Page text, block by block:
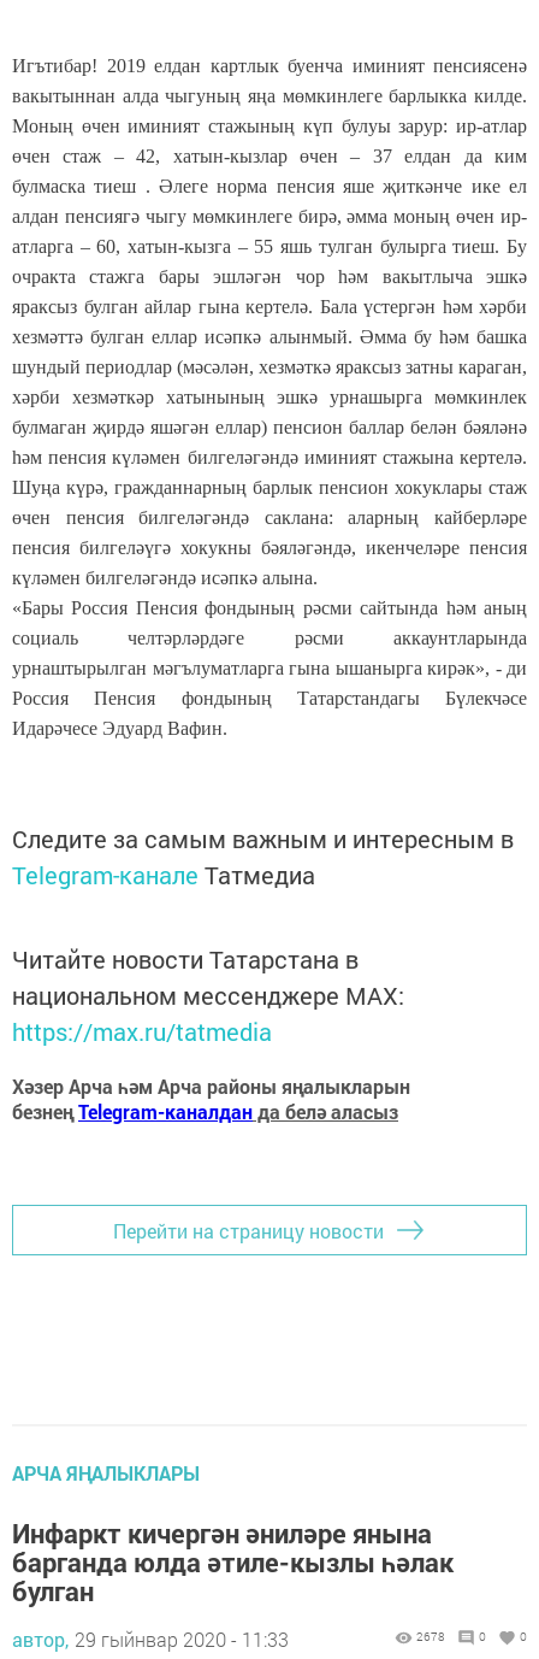
Игътибар! 2019 елдан картлык буенча иминият пенсиясенә
вакытыннан алда чыгуның яңа мөмкинлеге барлыкка килде.
Моның өчен иминият стажының күп булуы зарур: ир-атлар
өчен стаж – 42, хатын-кызлар өчен – 37 елдан да ким
булмаска тиеш . Әлеге норма пенсия яше җиткәнче ике ел
алдан пенсиягә чыгу мөмкинлеге бирә, әмма моның өчен ир-
атларга – 60, хатын-кызга – 55 яшь тулган булырга тиеш. Бу
очракта стажга бары эшләгән чор һәм вакытлыча эшкә
яраксыз булган айлар гына кертелә. Бала үстергән һәм хәрби
хезмәттә булган еллар исәпкә алынмый. Әмма бу һәм башка
шундый периодлар (мәсәлән, хезмәткә яраксыз затны караган,
хәрби хезмәткәр хатынының эшкә урнашырга мөмкинлек
булмаган җирдә яшәгән еллар) пенсион баллар белән бәяләнә
һәм пенсия күләмен билгеләгәндә иминият стажына кертелә.
Шуңа күрә, гражданнарның барлык пенсион хокуклары стаж
өчен пенсия билгеләгәндә саклана: аларның кайберләре
пенсия билгеләүгә хокукны бәяләгәндә, икенчеләре пенсия
күләмен билгеләгәндә исәпкә алына.
«Бары Россия Пенсия фондының рәсми сайтында һәм аның
социаль челтәрләрдәге рәсми аккаунтларында
урнаштырылган мәгълуматларга гына ышанырга кирәк», - ди
Россия Пенсия фондының Татарстандагы Бүлекчәсе
Идарәчесе Эдуард Вафин.
Следите за самым важным и интересным в
Telegram-канале Татмедиа
Читайте новости Татарстана в
национальном мессенджере MАХ:
https://max.ru/tatmedia
Хәзер Арча һәм Арча районы яңалыкларын
безнеңTelegram-каналданда белә аласыз
Перейти на страницу новости
АРЧА ЯҢАЛЫКЛАРЫ
Инфаркт кичергән әниләре янына
барганда юлда әтиле-кызлы һәлак
булган
автор, 29 гыйнвар 2020 - 11:33 2678 0 0